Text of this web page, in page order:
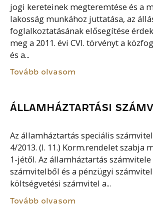
jogi kereteinek megteremtése és a
lakosság munkához juttatása, az
foglalkoztatásának elősegítése
meg a 2011. évi CVI. törvényt a
és a...
Tovább olvasom
ÁLLAMHÁZTARTÁSI
Az államháztartás speciális
4/2013. (I. 11.) Korm.rendelet szabja
1-jétől. Az államháztartás
számvitelből és a pénzügyi
költségvetési számvitel a...
Tovább olvasom